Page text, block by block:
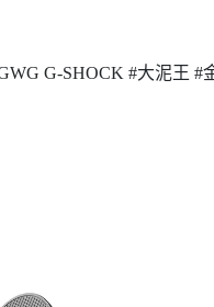
G-SHOCK #大泥王